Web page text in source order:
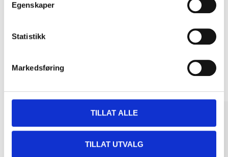
Egenskaper
Statistikk
Markedsføring
TILLAT ALLE
TILLAT UTVALG
Andre kunder har også kjøpt
Testet